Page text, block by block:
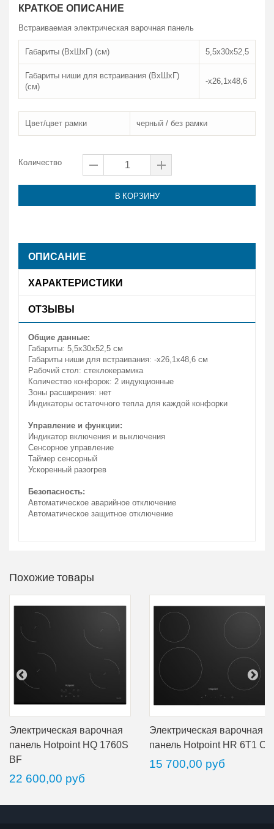
КРАТКОЕ ОПИСАНИЕ
Встраиваемая электрическая варочная панель
Габариты (ВхШхГ) (см) 5,5х30х52,5
Габариты ниши для встраивания (ВхШхГ)
(см)
-х26,1х48,6
Цвет/цвет рамки черный / без рамки
Количество
В КОРЗИНУ
ОПИСАНИЕ
ХАРАКТЕРИСТИКИ
ОТЗЫВЫ
Общие данные:
Габариты: 5,5х30х52,5 см
Габариты ниши для встраивания: -х26,1х48,6 см
Рабочий стол: стеклокерамика
Количество конфорок: 2 индукционные
Зоны расширения: нет
Индикаторы остаточного тепла для каждой конфорки
Управление и функции:
Индикатор включения и выключения
Сенсорное управление
Таймер сенсорный
Ускоренный разогрев
Безопасность:
Автоматическое аварийное отключение
Автоматическое защитное отключение
Похожие товары
Электрическая варочная
панель Hotpoint HQ 1760S
BF
22 600,00 руб
Электрическая варочная
панель Hotpoint HR 6T1 C
15 700,00 руб